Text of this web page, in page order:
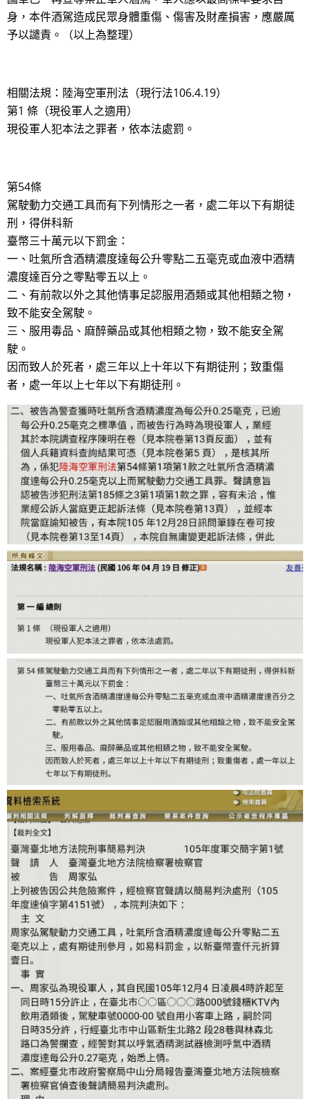
身，本件酒駕造成民眾身體重傷、傷害及財產損害，應嚴厲
予以譴責。（以上為整理）
相關法規：陸海空軍刑法（現行法106.4.19）
第1 條（現役軍人之適用）
現役軍人犯本法之罪者，依本法處罰。
第54條
駕駛動力交通工具而有下列情形之一者，處二年以下有期徒
刑，得併科新
臺幣三十萬元以下罰金：
一、吐氣所含酒精濃度達每公升零點二五毫克或血液中酒精
濃度達百分之零點零五以上。
二、有前款以外之其他情事足認服用酒類或其他相類之物，
致不能安全駕駛。
三、服用毒品、麻醉藥品或其他相類之物，致不能安全駕
駛。
因而致人於死者，處三年以上十年以下有期徒刑；致重傷
者，處一年以上七年以下有期徒刑。